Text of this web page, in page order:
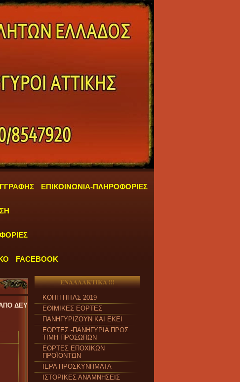
ΕΠΙΚΟΙΝΩΝΙΑ-ΠΛΗΡΟΦΟΡΙΕΣ
FACEBOOK
ΠΑΡΑΣΚΕΥΗ και από ώρα 09:00 π.μ. έως 04:00 μ.μ.
ΕΝΑΛΛΑΚΤΙΚΑ !!!
ΚΟΠΗ ΠΙΤΑΣ 2019
ΕΘΙΜΙΚΕΣ ΕΟΡΤΕΣ
ΠΑΝΗΓΥΡΙΖΟΥΝ ΚΑΙ ΕΚΕΙ
ΕΟΡΤΕΣ -ΠΑΝΗΓΥΡΙΑ ΠΡΟΣ
ΤΙΜΗ ΠΡΟΣΩΠΩΝ
ΕΟΡΤΕΣ ΕΠΟΧΙΚΩΝ
ΠΡΟΪΟΝΤΩΝ
ΙΕΡΑ ΠΡΟΣΚΥΝΗΜΑΤΑ
ΙΣΤΟΡΙΚΕΣ ΑΝΑΜΝΗΣΕΙΣ